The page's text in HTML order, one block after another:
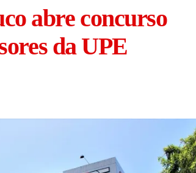
abre concurso
da UPE